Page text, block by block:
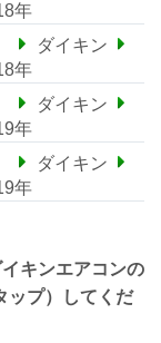
年
ダイキン
年
ダイキン
年
ダイキン
年
キンエアコンの
ップ）してくだ